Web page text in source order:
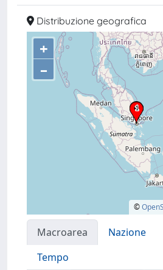
Distribuzione geografica
+
–
©
Macroarea Nazione
Tempo